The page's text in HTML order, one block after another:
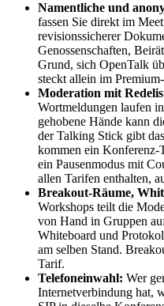
Namentliche und
fassen Sie direkt im
revisionssicherer
Genossenschaften,
Grund, sich OpenTalk
steckt allein im
Moderation mit
Wortmeldungen laufen
gehobene Hände kann
der Talking Stick gibt
kommen ein Konferenz-
ein Pausenmodus mit
allen Tarifen enthalten,
Breakout-Räume,
Workshops teilt die
von Hand in Gruppen
Whiteboard und
am selben Stand.
Tarif.
Telefoneinwahl: Wer
Internetverbindung hat,